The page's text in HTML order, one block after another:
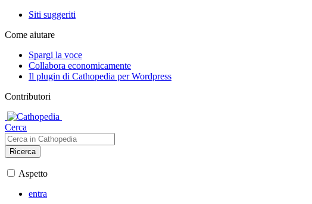
Siti suggeriti
Come aiutare
Spargi la voce
Collabora economicamente
Il plugin di Cathopedia per Wordpress
Contributori
Cerca
Ricerca
Aspetto
entra